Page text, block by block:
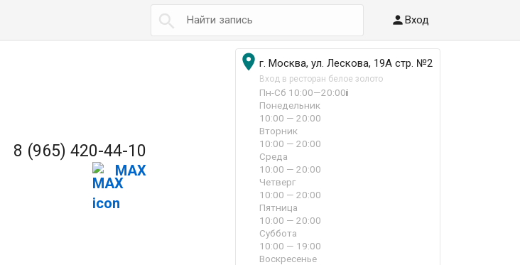
 Вход
8 (965) 420-44-10
MAX
 г. Москва, ул. Лескова, 19А стр. №2
Вход в ресторан белое золото
Пн-Сб 10:00—20:00i
Понедельник
10:00 — 20:00
Вторник
10:00 — 20:00
Среда
10:00 — 20:00
Четверг
10:00 — 20:00
Пятница
10:00 — 20:00
Суббота
10:00 — 19:00
Воскресенье